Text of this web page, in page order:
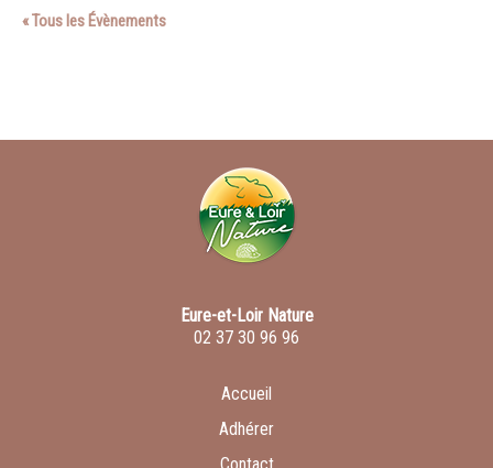
« Tous les Évènements
Eure-et-Loir Nature
02 37 30 96 96
Accueil
Adhérer